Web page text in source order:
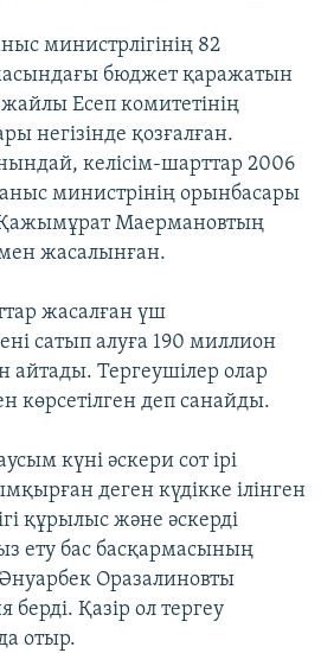
министрлігінің 82
бюджет қаражатын
Есеп комитетінің
негізінде қозғалған.
келісім-шарттар 2006
министрінің орынбасары
Маермановтың
жасалынған.
жасалған үш
сатып алуға 190 миллион
айтады. Тергеушілер олар
көрсетілген деп санайды.
күні әскери сот ірі
деген күдікке ілінген
құрылыс және әскерді
ету бас басқармасының
Оразалиновты
берді. Қазір ол тергеу
отыр.